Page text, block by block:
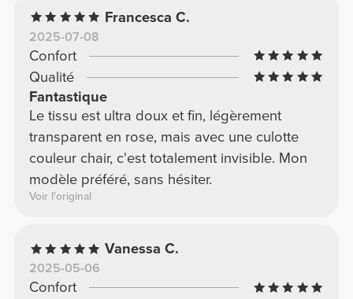
Francesca C.
2025-07-08
Confort
Qualité
Fantastique
Le tissu est ultra doux et fin, légèrement
transparent en rose, mais avec une culotte
couleur chair, c'est totalement invisible. Mon
modèle préféré, sans hésiter.
Voir l'original
Vanessa C.
2025-05-06
Confort